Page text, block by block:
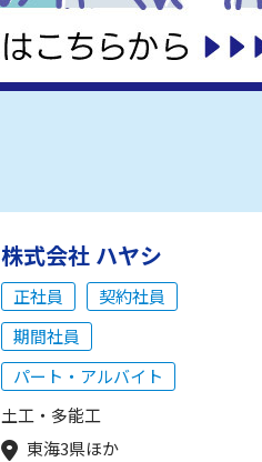
株式会社 ハヤシ
正社員
契約社員
期間社員
パート・アルバイト
土工・多能工
東海3県ほか